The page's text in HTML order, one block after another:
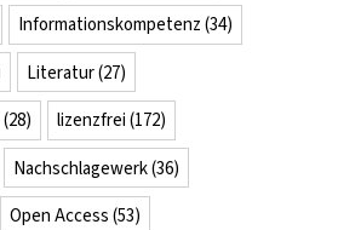
Informationskompetenz (34)
Literatur(27)
(28) lizenzfrei (172)
Nachschlagewerk(36)
Open Access (53)